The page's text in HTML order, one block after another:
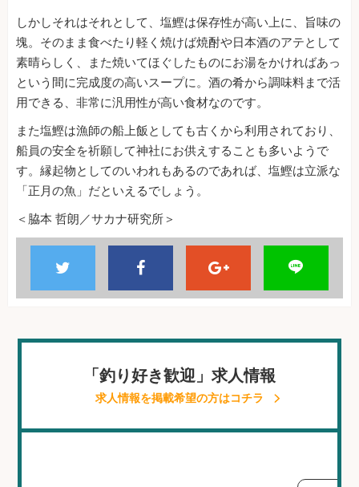
しかしそれはそれとして、塩鰹は保存性が高い上に、旨味の
塊。そのまま食べたり軽く焼けば焼酎や日本酒のアテとして
素晴らしく、また焼いてほぐしたものにお湯をかければあっ
という間に完成度の高いスープに。酒の肴から調味料まで活
用できる、非常に汎用性が高い食材なのです。
また塩鰹は漁師の船上飯としても古くから利用されており、
船員の安全を祈願して神社にお供えすることも多いようで
す。縁起物としてのいわれもあるのであれば、塩鰹は立派な
「正月の魚」だといえるでしょう。
＜脇本 哲朗／サカナ研究所＞
「釣り好き歓迎」求人情報
求人情報を掲載希望の方はコチラ